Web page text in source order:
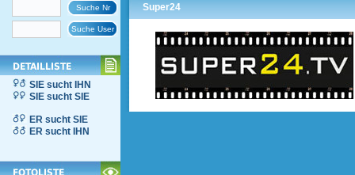
SIE sucht IHN
SIE sucht SIE
ER sucht SIE
ER sucht IHN
Super24